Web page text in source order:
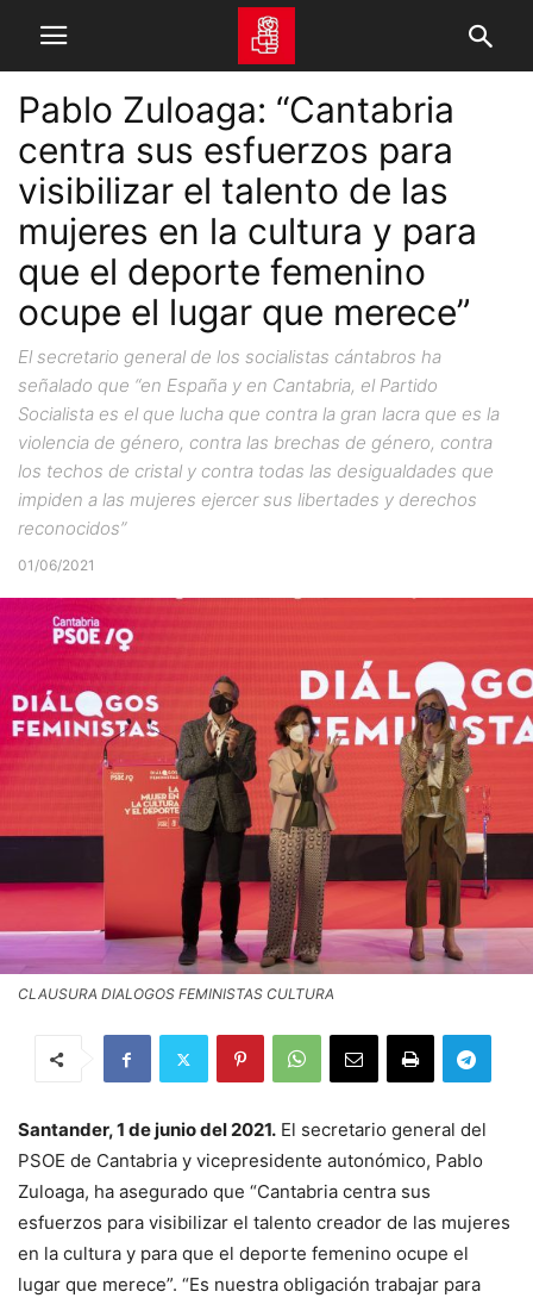
Pablo Zuloaga: “Cantabria
centra sus esfuerzos para
visibilizar el talento de las
mujeres en la cultura y para
que el deporte femenino
ocupe el lugar que merece”
El secretario general de los socialistas cántabros ha
señalado que “en España y en Cantabria, el Partido
Socialista es el que lucha que contra la gran lacra que es la
violencia de género, contra las brechas de género, contra
los techos de cristal y contra todas las desigualdades que
impiden a las mujeres ejercer sus libertades y derechos
reconocidos”
01/06/2021
CLAUSURA DIALOGOS FEMINISTAS CULTURA
Santander, 1 de junio del 2021. El secretario general del
PSOE de Cantabria y vicepresidente autonómico, Pablo
Zuloaga, ha asegurado que “Cantabria centra sus
esfuerzos para visibilizar el talento creador de las mujeres
en la cultura y para que el deporte femenino ocupe el
lugar que merece”. “Es nuestra obligación trabajar para